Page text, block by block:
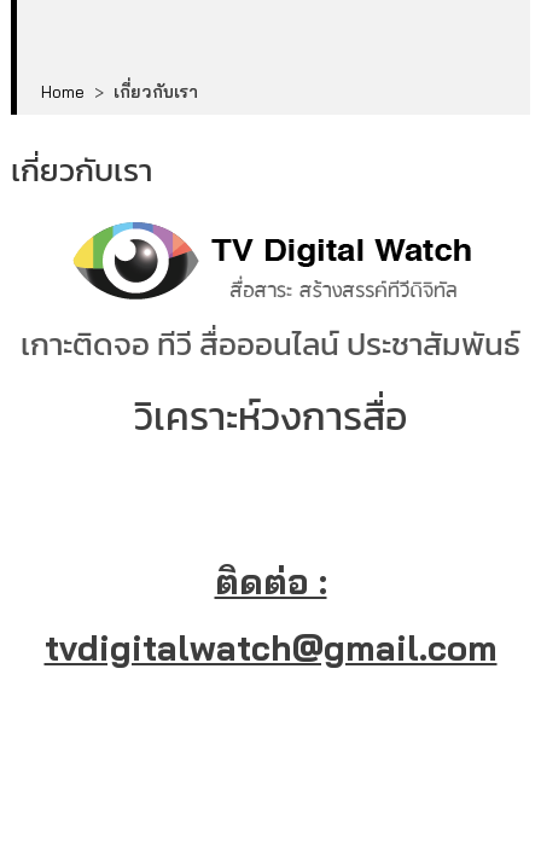
Home > เกี่ยวกับเรา
เกี่ยวกับเรา
เกาะติดจอ ทีวี สื่อออนไลน์ ประชาสัมพันธ์
วิเคราะห์วงการสื่อ
ติดต่อ :
tvdigitalwatch@gmail.com